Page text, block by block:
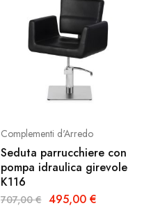
Complementi d'Arredo
Seduta parrucchiere con
pompa idraulica girevole
K116
707,00€ 495,00 €